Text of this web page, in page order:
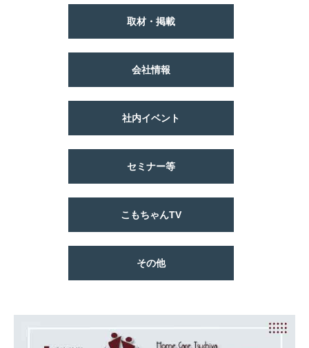
取材・掲載
会社情報
社内イベント
セミナー等
こもちゃんTV
その他